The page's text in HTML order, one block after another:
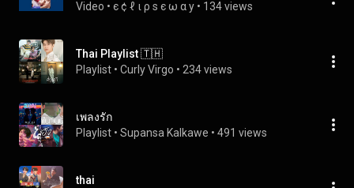
Video • є ¢ ℓ ι ρ ѕ є ω α у • 134 views
Thai Playlist 🇹🇭
Playlist • Curly Virgo • 234 views
เพลงรัก
Playlist • Supansa Kalkawe • 491 views
thai